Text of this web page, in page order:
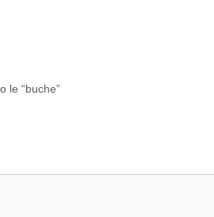
le “buche”